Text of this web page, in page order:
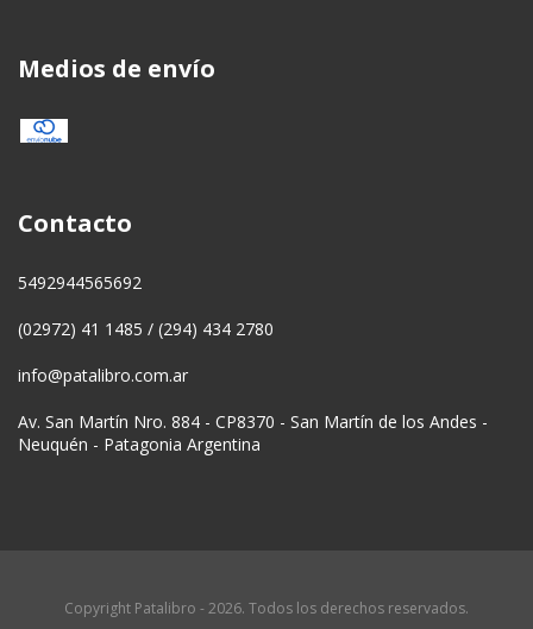
Medios de envío
Contacto
5492944565692
(02972) 41 1485 / (294) 434 2780
info@patalibro.com.ar
Av. San Martín Nro. 884 - CP8370 - San Martín de los Andes -
Neuquén - Patagonia Argentina
Copyright Patalibro - 2026. Todos los derechos reservados.